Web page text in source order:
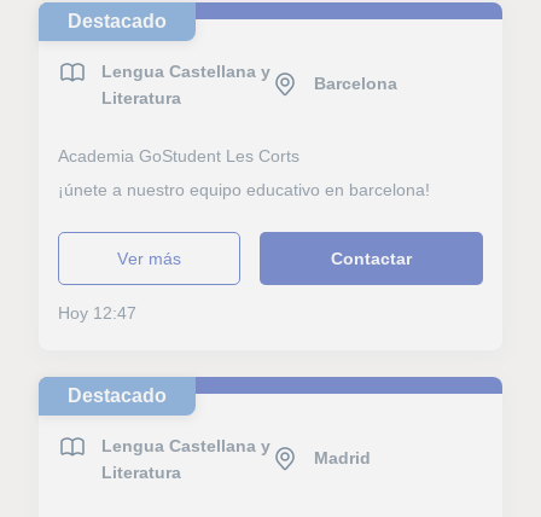
Destacado
Lengua Castellana y
Literatura
Barcelona
Academia GoStudent Les Corts
¡únete a nuestro equipo educativo en barcelona!
ver más Contactar
Hoy 12:47
Destacado
Lengua Castellana y
Literatura
Madrid